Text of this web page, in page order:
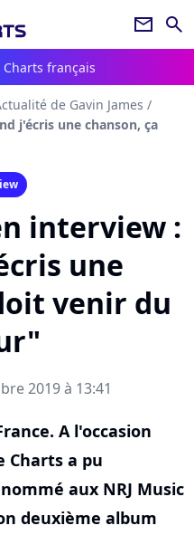
newsletter search
Charts français
de Gavin James /
j'écris une chanson, ça
interview :
une
venir du
2019 à 13:41
A l'occasion
Charts a pu
aux NRJ Music
deuxième album